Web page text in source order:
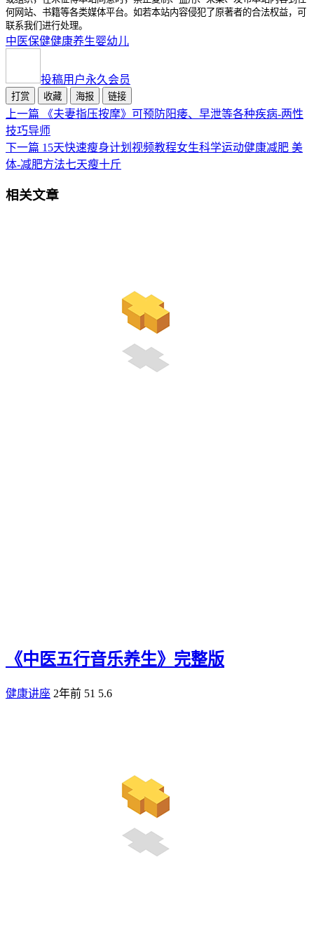
何网站、书籍等各类媒体平台。如若本站内容侵犯了原著者的合法权益，可
联系我们进行处理。
中医保健健康养生婴幼儿
投稿用户永久会员
打赏 收藏 海报 链接
上一篇
《夫妻指压按摩》可预防阳痿、早泄等各种疾病-两性
技巧导师
下一篇 15天快速瘦身计划视频教程女生科学运动健康减肥 美
体-减肥方法七天瘦十斤
相关文章
《中医五行音乐养生》完整版
健康讲座 2年前 51 5.6